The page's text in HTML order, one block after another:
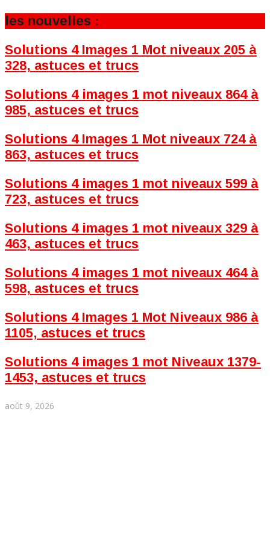
les nouvelles :
Solutions 4 Images 1 Mot niveaux 205 à
328, astuces et trucs
Solutions 4 images 1 mot niveaux 864 à
985, astuces et trucs
Solutions 4 Images 1 Mot niveaux 724 à
863, astuces et trucs
Solutions 4 images 1 mot niveaux 599 à
723, astuces et trucs
Solutions 4 images 1 mot niveaux 329 à
463, astuces et trucs
Solutions 4 images 1 mot niveaux 464 à
598, astuces et trucs
Solutions 4 Images 1 Mot Niveaux 986 à
1105, astuces et trucs
Solutions 4 images 1 mot Niveaux 1379-
1453, astuces et trucs
août 9, 2026